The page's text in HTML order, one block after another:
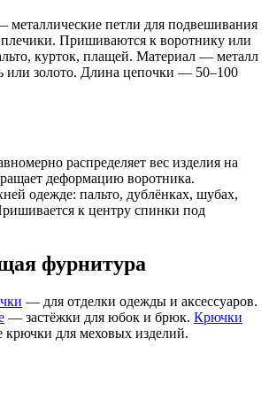
петли для подвешивания
Пришиваются к воротнику или
курток, плащей. Материал — металл
или золото. Длина цепочки — 50–100
распределяет вес изделия на
деформацию воротника.
одежде: пальто, дублёнках, шубах,
к центру спинки под
фурнитура
— для отделки одежды и аксессуаров.
— застёжки для юбок и брюк. Крючки
для меховых изделий.